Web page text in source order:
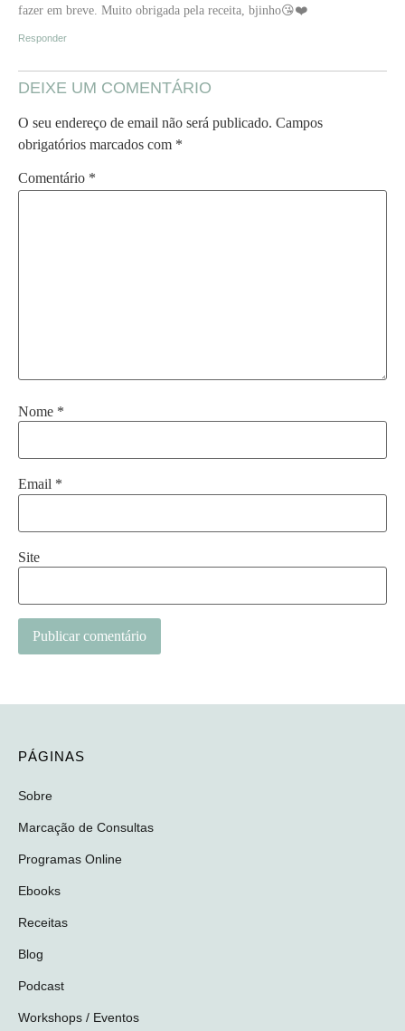
fazer em breve. Muito obrigada pela receita, bjinho😘❤️
Responder
DEIXE UM COMENTÁRIO
O seu endereço de email não será publicado. Campos
obrigatórios marcados com *
Comentário *
Nome *
Email *
Site
PÁGINAS
Sobre
Marcação de Consultas
Programas Online
Ebooks
Receitas
Blog
Podcast
Workshops / Eventos